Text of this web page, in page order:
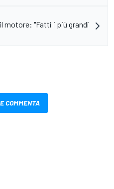
motore: "Fatti i più grandi
COMMENTA